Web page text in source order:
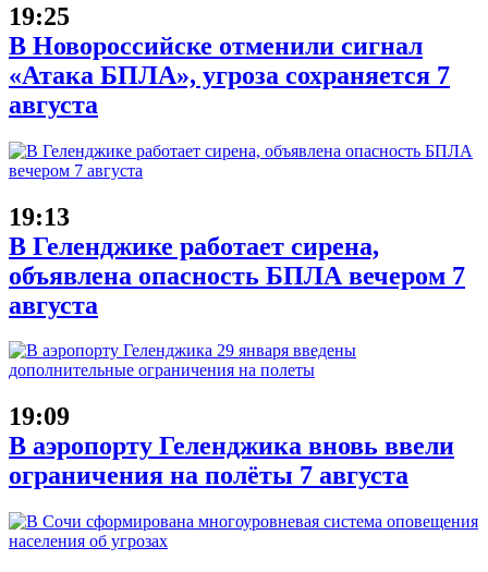
19:25
В Новороссийске отменили сигнал
«Атака БПЛА», угроза сохраняется 7
августа
19:13
В Геленджике работает сирена,
объявлена опасность БПЛА вечером 7
августа
19:09
В аэропорту Геленджика вновь ввели
ограничения на полёты 7 августа